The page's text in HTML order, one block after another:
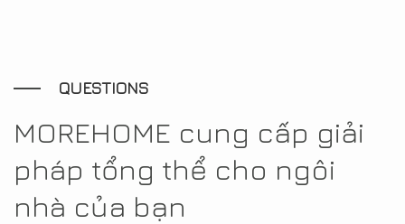
QUESTIONS
MOREHOME cung cấp giải
pháp tổng thể cho ngôi
nhà của bạn